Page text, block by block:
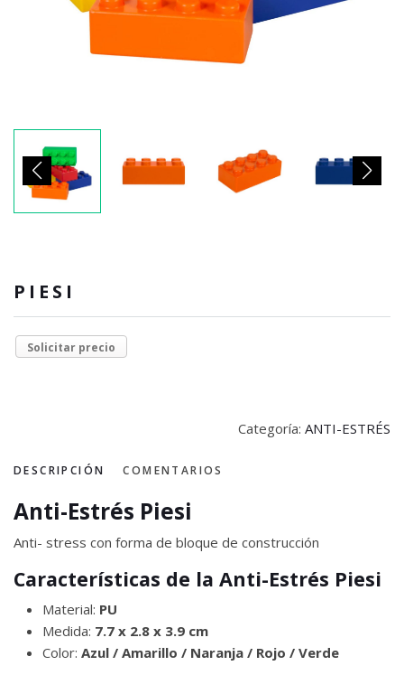
PIESI
Solicitar precio
Categoría: ANTI-ESTRÉS
DESCRIPCIÓN COMENTARIOS
Anti-Estrés Piesi
Anti- stress con forma de bloque de construcción
Características de la Anti-Estrés Piesi
Material: PU
Medida: 7.7 x 2.8 x 3.9 cm
Color: Azul / Amarillo / Naranja / Rojo / Verde